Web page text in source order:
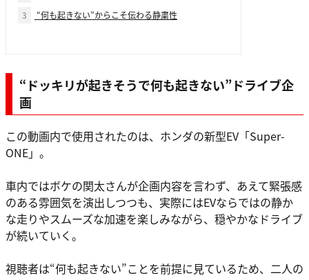
3
“何も起きない”からこそ伝わる静粛性
“ドッキリが起きそうで何も起きない”ドライブ企
画
この動画内で使用されたのは、ホンダの新型EV「Super-
ONE」。
車内ではボケの関太さんが企画内容を言わず、あえて緊張感
のある雰囲気を演出しつつも、実際にはEVならではの静か
な走りやスムーズな加速を楽しみながら、穏やかなドライブ
が続いていく。
視聴者は“何も起きない”ことを前提に見ているため、二人の